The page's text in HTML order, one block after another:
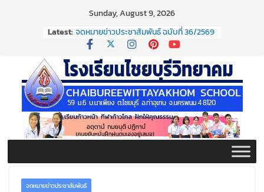
Sunday, August 9, 2026
Latest: จดหมายข่าวประชาสัมพันธ์ ฉบับที่ 36/2569
ประจำเดือนมิถุนายน 2569
กิจกรรมวันสุนทรภู่ ประจำปี ๒๕๖๙
จดหมายข่าวประชาสัมพันธ์ ฉบับที่ 38/2569
ประจำเดือนมิถุนายน 2569
จดหมายข่าวประชาสัมพันธ์ ฉบับที่ 37/2569
ประจำเดือนมิถุนายน 2569
จดหมายข่าวประชาสัมพันธ์